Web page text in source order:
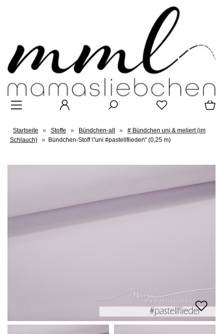
Startseite » Stoffe » Bündchen-alt »
# Bündchen uni & meliert (im
Schlauch)
» Bündchen-Stoff \"uni #pastellflieder\" (0,25 m)